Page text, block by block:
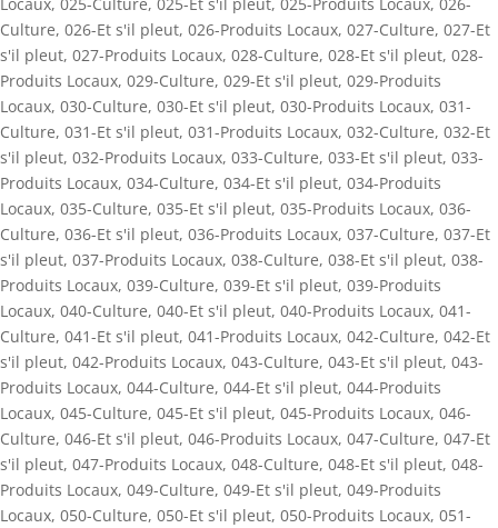
Culture, 026-Et s'il pleut, 026-Produits Locaux, 027-Culture, 027-Et
s'il pleut, 027-Produits Locaux, 028-Culture, 028-Et s'il pleut, 028-
Produits Locaux, 029-Culture, 029-Et s'il pleut, 029-Produits
Locaux, 030-Culture, 030-Et s'il pleut, 030-Produits Locaux, 031-
Culture, 031-Et s'il pleut, 031-Produits Locaux, 032-Culture, 032-Et
s'il pleut, 032-Produits Locaux, 033-Culture, 033-Et s'il pleut, 033-
Produits Locaux, 034-Culture, 034-Et s'il pleut, 034-Produits
Locaux, 035-Culture, 035-Et s'il pleut, 035-Produits Locaux, 036-
Culture, 036-Et s'il pleut, 036-Produits Locaux, 037-Culture, 037-Et
s'il pleut, 037-Produits Locaux, 038-Culture, 038-Et s'il pleut, 038-
Produits Locaux, 039-Culture, 039-Et s'il pleut, 039-Produits
Locaux, 040-Culture, 040-Et s'il pleut, 040-Produits Locaux, 041-
Culture, 041-Et s'il pleut, 041-Produits Locaux, 042-Culture, 042-Et
s'il pleut, 042-Produits Locaux, 043-Culture, 043-Et s'il pleut, 043-
Produits Locaux, 044-Culture, 044-Et s'il pleut, 044-Produits
Locaux, 045-Culture, 045-Et s'il pleut, 045-Produits Locaux, 046-
Culture, 046-Et s'il pleut, 046-Produits Locaux, 047-Culture, 047-Et
s'il pleut, 047-Produits Locaux, 048-Culture, 048-Et s'il pleut, 048-
Produits Locaux, 049-Culture, 049-Et s'il pleut, 049-Produits
Locaux, 050-Culture, 050-Et s'il pleut, 050-Produits Locaux, 051-